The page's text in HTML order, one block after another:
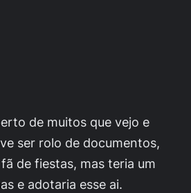
de muitos que vejo e
ser rolo de documentos,
de fiestas, mas teria um
e adotaria esse ai.